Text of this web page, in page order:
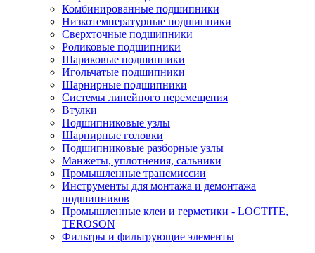
Комбинированные подшипники
Низкотемпературные подшипники
Сверхточные подшипники
Роликовые подшипники
Шариковые подшипники
Игольчатые подшипники
Шарнирные подшипники
Системы линейного перемещения
Втулки
Подшипниковые узлы
Шарнирные головки
Подшипниковые разборные узлы
Манжеты, уплотнения, сальники
Промышленные трансмиссии
Инструменты для монтажа и демонтажа
подшипников
Промышленные клеи и герметики - LOCTITE,
TEROSON
Фильтры и фильтрующие элементы